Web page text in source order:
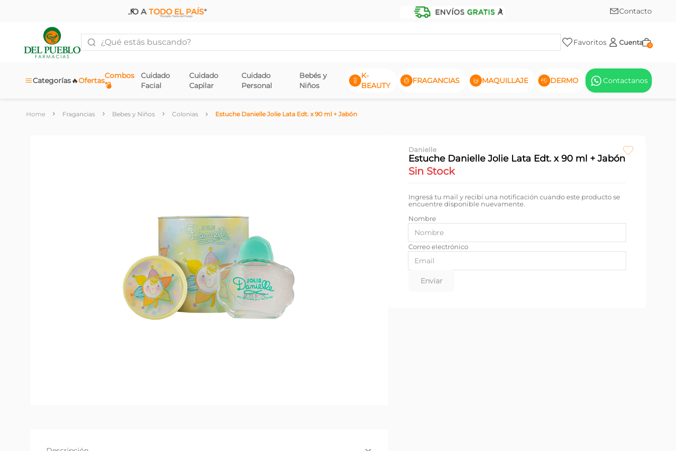
Contacto
¿Qué estás buscando?
Favoritos Cuenta 0
Categorías Ofertas
🔥
Combos
💣
Cuidado
Facial
Cuidado
Capilar
Cuidado
Personal
Bebés y
Niños
K-
BEAUTY
FRAGANCIAS MAQUILLAJE DERMO Contactanos
Fragancias Bebes y Niños Colonias Estuche Danielle Jolie Lata Edt. x 90 ml + Jabón
Danielle
Estuche Danielle Jolie Lata Edt. x 90 ml + Jabón
Sin Stock
Enviar